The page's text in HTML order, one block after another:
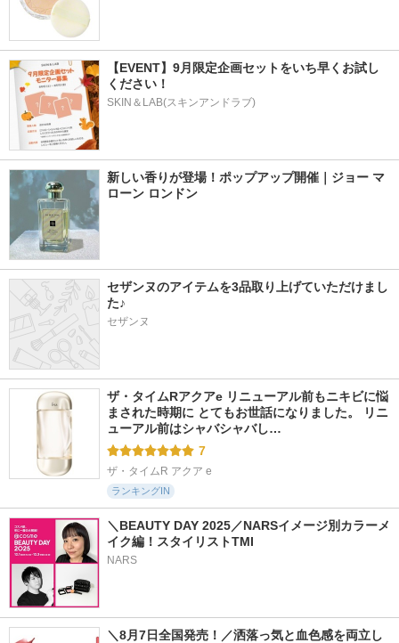
【EVENT】9月限定企画セットをいち早くお試し
ください！
SKIN＆LAB(スキンアンドラブ)
新しい香りが登場！ポップアップ開催｜ジョー マ
ローン ロンドン
セザンヌのアイテムを3品取り上げていただけまし
た♪
セザンヌ
ザ・タイムRアクアe リニューアル前もニキビに悩
まされた時期に とてもお世話になりました。 リニ
ューアル前はシャバシャバし…
7
ザ・タイムR アクア e
ランキングIN
＼BEAUTY DAY 2025／NARSイメージ別カラーメ
イク編！スタイリストTMI
NARS
＼8月7日全国発売！／洒落っ気と血色感を両立し